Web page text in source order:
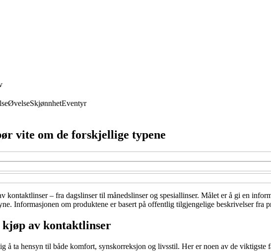
ØvelseSkjønnhetEventyr
vite om de forskjellige typene
kontaktlinser – fra dagslinser til månedslinser og spesiallinser. Målet er å gi en
Informasjonen om produktene er basert på offentlig tilgjengelige beskrivelser
av kontaktlinser
å ta hensyn til både komfort, synskorreksjon og livsstil. Her er noen av de viktigste